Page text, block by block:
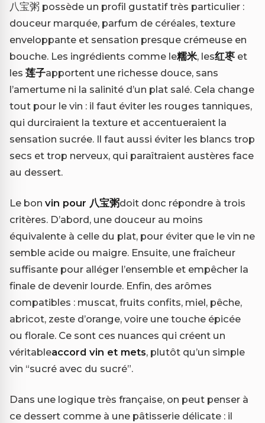
八宝粥 possède un profil gustatif très particulier :
douceur marquée, parfum de céréales, texture
enveloppante et sensation presque crémeuse en
bouche. Les ingrédients comme le糯米, les红枣 et
les 莲子apportent une richesse douce, sans
l’amertume ni la salinité d’un plat salé. Cela change
tout pour le vin : il faut éviter les rouges tanniques,
qui durciraient la texture et accentueraient la
sensation sucrée. Il faut aussi éviter les blancs trop
secs et trop nerveux, qui paraîtraient austères face
au dessert.
Le bon vin pour 八宝粥doit donc répondre à trois
critères. D’abord, une douceur au moins
équivalente à celle du plat, pour éviter que le vin ne
semble acide ou maigre. Ensuite, une fraîcheur
suffisante pour alléger l’ensemble et empêcher la
finale de devenir lourde. Enfin, des arômes
compatibles : muscat, fruits confits, miel, pêche,
abricot, zeste d’orange, voire une touche épicée
ou florale. Ce sont ces nuances qui créent un
véritableaccord vin et mets, plutôt qu’un simple
vin “sucré avec du sucré”.
Dans une logique très française, on peut penser à
ce dessert comme à une pâtisserie délicate : il